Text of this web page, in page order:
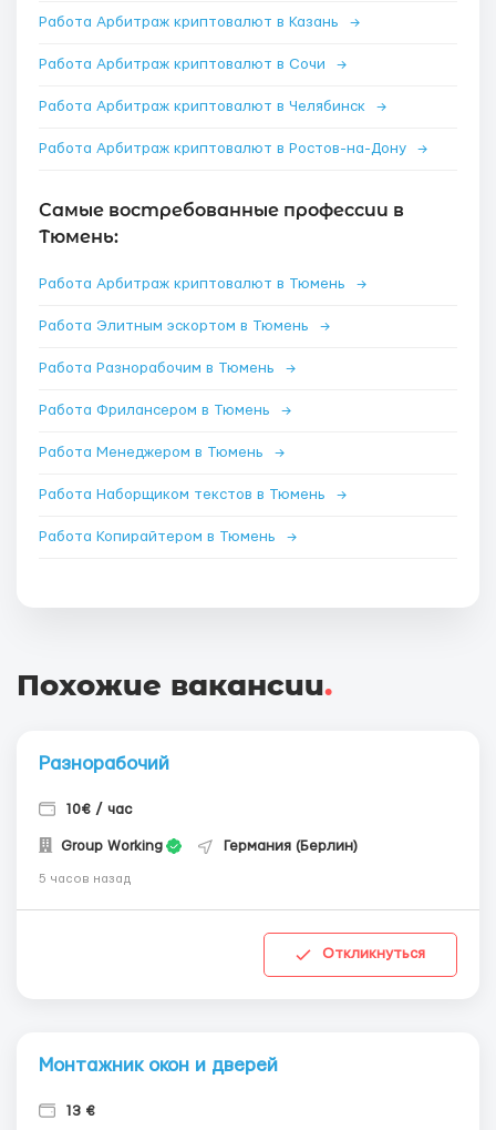
Работа Арбитраж криптовалют в Казань →
Работа Арбитраж криптовалют в Сочи →
Работа Арбитраж криптовалют в Челябинск →
Работа Арбитраж криптовалют в Ростов-на-Дону →
Самые востребованные профессии в
Тюмень:
Работа Арбитраж криптовалют в Тюмень →
Работа Элитным эскортом в Тюмень →
Работа Разнорабочим в Тюмень →
Работа Фрилансером в Тюмень →
Работа Менеджером в Тюмень →
Работа Наборщиком текстов в Тюмень →
Работа Копирайтером в Тюмень →
Похожие вакансии.
Разнорабочий
10€ / час
Group Working Германия (Берлин)
5 часов назад
Откликнуться
Монтажник окон и дверей
13 €